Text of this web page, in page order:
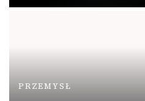
PRZEMYSŁ